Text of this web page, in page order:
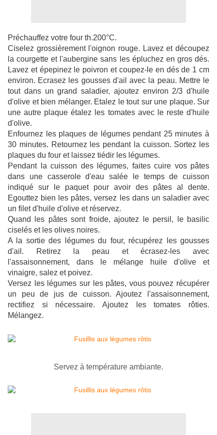
Préchauffez votre four th.200°C.
Ciselez grossièrement l'oignon rouge. Lavez et découpez
la courgette et l'aubergine sans les épluchez en gros dés.
Lavez et épepinez le poivron et coupez-le en dés de 1 cm
environ. Ecrasez les gousses d'ail avec la peau. Mettre le
tout dans un grand saladier, ajoutez environ 2/3 d'huile
d'olive et bien mélanger. Etalez le tout sur une plaque. Sur
une autre plaque étalez les tomates avec le reste d'huile
d'olive.
Enfournez les plaques de légumes pendant 25 minutes à
30 minutes. Retournez les pendant la cuisson. Sortez les
plaques du four et laissez tiédir les légumes.
Pendant la cuisson des légumes, faites cuire vos pâtes
dans une casserole d'eau salée le temps de cuisson
indiqué sur le paquet pour avoir des pâtes al dente.
Egouttez bien les pâtes, versez les dans un saladier avec
un filet d'huile d'olive et réservez.
Quand les pâtes sont froide, ajoutez le persil, le basilic
ciselés et les olives noires.
A la sortie des légumes du four, récupérez les gousses
d'ail. Retirez la peau et écrasez-les avec
l'assaisonnement, dans le mélange huile d'olive et
vinaigre, salez et poivez.
Versez les légumes sur les pâtes, vous pouvez récupérer
un peu de jus de cuisson. Ajoutez l'assaisonnement,
rectifiez si nécessaire. Ajoutez les tomates rôties.
Mélangez.
Servez à température ambiante.